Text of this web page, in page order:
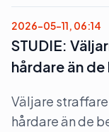
2026-05-11, 06:14
STUDIE:
hårdare än
Väljare
hårdare än de